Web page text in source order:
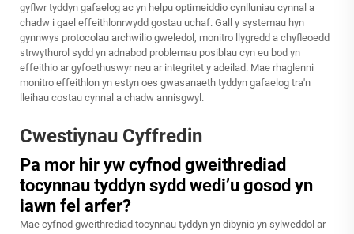
gyflwr tyddyn gafaelog ac yn helpu optimeiddio cynlluniau cynnal a
chadw i gael effeithlonrwydd gostau uchaf. Gall y systemau hyn
gynnwys protocolau archwilio gweledol, monitro llygredd a chyfleoedd
strwythurol sydd yn adnabod problemau posiblau cyn eu bod yn
effeithio ar gyfoethuswyr neu ar integritet y adeilad. Mae rhaglenni
monitro effeithlon yn estyn oes gwasanaeth tyddyn gafaelog tra'n
lleihau costau cynnal a chadw annisgwyl.
Cwestiynau Cyffredin
Pa mor hir yw cyfnod gweithrediad
tocynnau tyddyn sydd wedi’u gosod yn
iawn fel arfer?
Mae cyfnod gweithrediad tocynnau tyddyn yn dibynio yn sylweddol ar